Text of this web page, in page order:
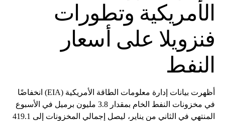
الأمريكية وتطورات
فنزويلا على أسعار
النفط
أظهرت بيانات إدارة معلومات الطاقة الأمريكية (EIA) انخفاضًا
في مخزونات النفط الخام بمقدار 3.8 مليون برميل في الأسبوع
المنتهي في الثاني من يناير، ليصل إجمالي المخزونات إلى 419.1